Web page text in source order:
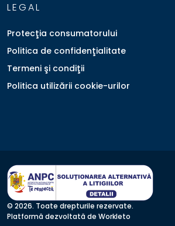
LEGAL
Protecţia consumatorului
Politica de confidenţialitate
Termeni şi condiţii
Politica utilizării cookie-urilor
© 2026. Toate drepturile rezervate.
Platformă dezvoltată de Workleto